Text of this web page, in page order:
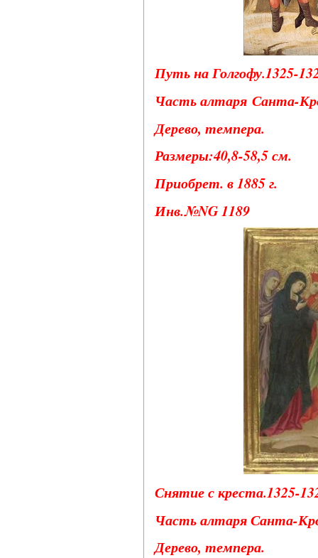
Путь на Голгофу.1325-
Часть алтаря Санта-
Дерево, темпера.
Размеры:40,8-58,5 см.
Приобрет. в 1885 г.
Инв.№NG 1189
Снятие с креста.1325-
Часть алтаря Санта-
Дерево, темпера.